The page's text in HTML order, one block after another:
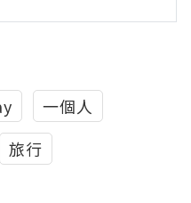
一個人
旅行